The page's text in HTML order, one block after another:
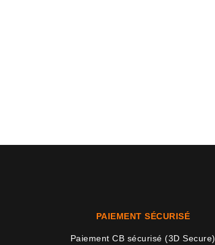
PAIEMENT SÉCURISÉ
Paiement CB sécurisé (3D Secure)